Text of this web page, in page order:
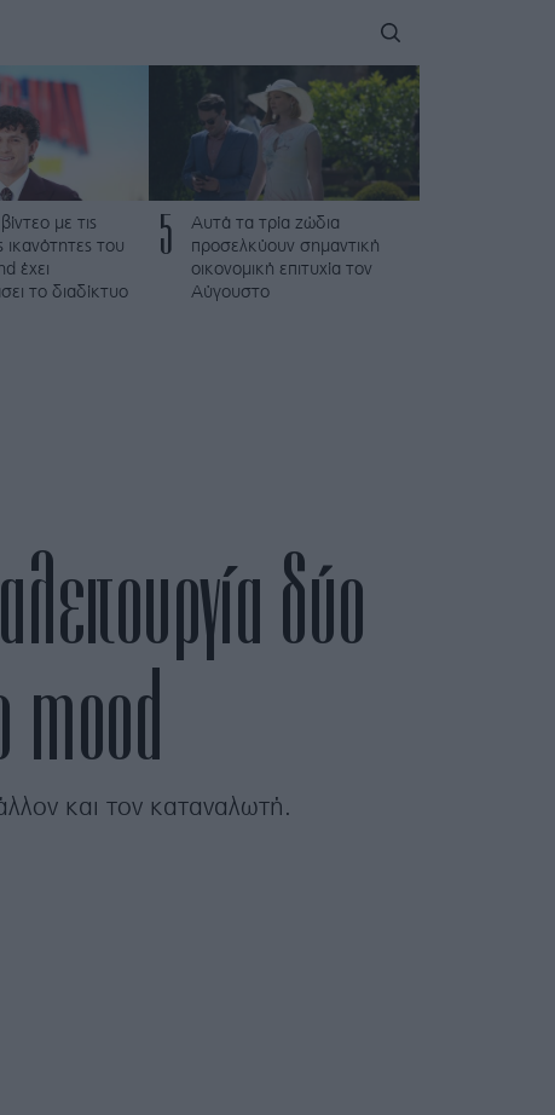
με τις
ικανότητες του
έχει
το διαδίκτυο
5
Αυτά τα τρία ζώδια
προσελκύουν σημαντική
οικονομική επιτυχία τον
Αύγουστο
δύο
mood
και τον καταναλωτή.